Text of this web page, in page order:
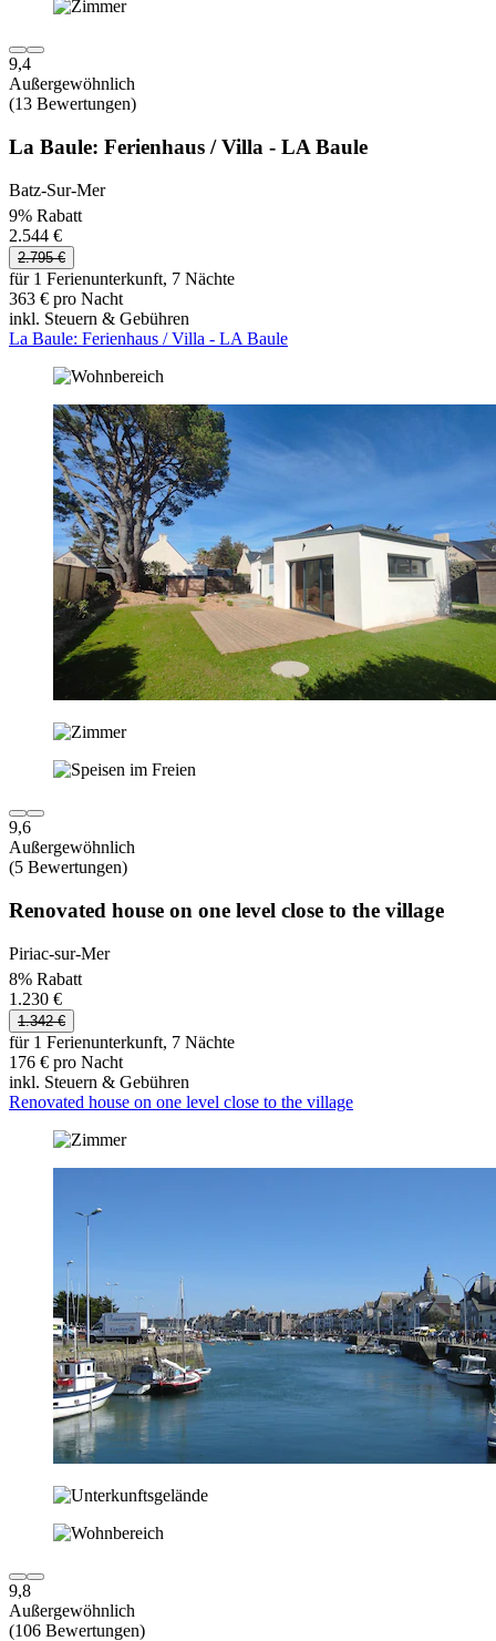
9,4
Außergewöhnlich
(13 Bewertungen)
La Baule: Ferienhaus / Villa - LA Baule
Batz-Sur-Mer
9% Rabatt
2.544 €
2.795 €
für 1 Ferienunterkunft, 7 Nächte
363 € pro Nacht
inkl. Steuern & Gebühren
La Baule: Ferienhaus / Villa - LA Baule
9,6
Außergewöhnlich
(5 Bewertungen)
Renovated house on one level close to the village
Piriac-sur-Mer
8% Rabatt
1.230 €
1.342 €
für 1 Ferienunterkunft, 7 Nächte
176 € pro Nacht
inkl. Steuern & Gebühren
Renovated house on one level close to the village
9,8
Außergewöhnlich
(106 Bewertungen)